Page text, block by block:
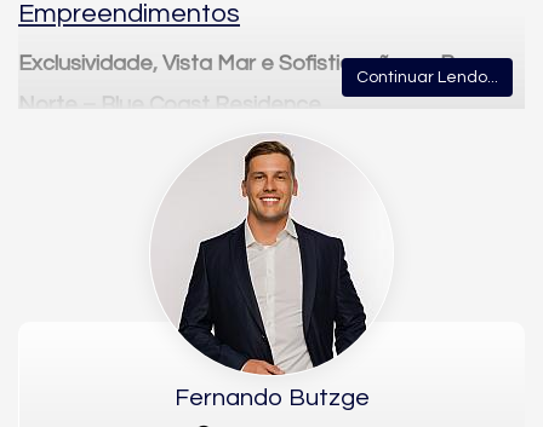
Empreendimentos
Exclusividade, Vista Mar e Sofisticação na Barra
Norte – Blue Coast Residence
Você merece viver onde a natureza encontra o alto padrão.
apartamento exclusivo no Blue Coast Residence
um andar inteiro e oferece uma vista livre para o mar e o verde
Barra Norte
, a região mais valorizada de
Balneário Camboriú, ao lado daFG Big Wheel
165m² privativos , este imóvel impressiona com
vagas de garagem, living espaçoso e acabamentos de alto
padrão. Um projeto pensado para quem busca conforto,
privacidade e um visual incomparável.
Continuar Lendo...
Fernando Butzge